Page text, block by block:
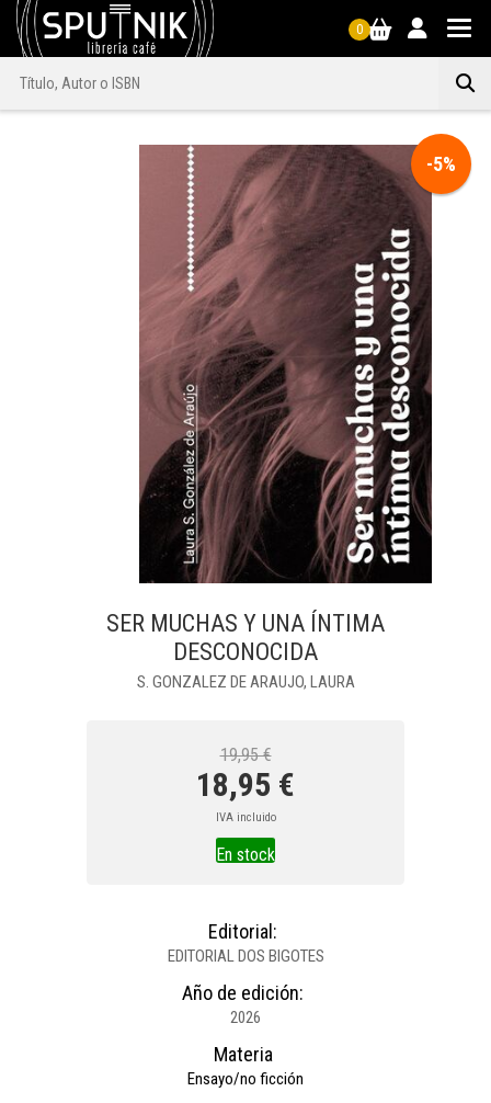
0
-5%
SER MUCHAS Y UNA ÍNTIMA
DESCONOCIDA
S. GONZALEZ DE ARAUJO, LAURA
19,95 €
18,95 €
IVA incluido
En stock
Editorial:
EDITORIAL DOS BIGOTES
Año de edición:
2026
Materia
Ensayo/no ficción